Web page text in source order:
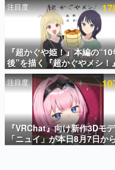
電ファミのいま読まれて
アプリセール情報
インタビュー
連載・特集
殿堂入り記
SNS拡散数が
ど。多くの人
事をまとめまし
注目度
『超かぐや姫！』本編の“10
後”を描く『超かぐやメシ！
Web連載決定。新たなWeb
ガレーベル「ビビビコミッ
にて特別話が掲載スタート
のお話には…まだ続きがある
注目度
『VRChat』向け新作3Dモ
「ニュイ」が本日8月7日か
BOOTHにて発売。瞳に光る